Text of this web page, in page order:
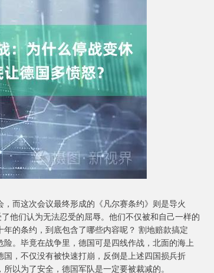
而这次会议最终形成的《凡尔赛条约》则是导火
他们认为无法忍受的屈辱。他们不仅被和自己一样的
的条约，到底包含了哪些内容呢？ 割地赔款搞定
。毕竟在战争里，德国可是四线作战，北面的海上
，不仅没有被快速打崩，反倒是上述四国损兵折
以为了安全，德国军队是一定要被裁减的。
沪深300 4651.31 -6.85